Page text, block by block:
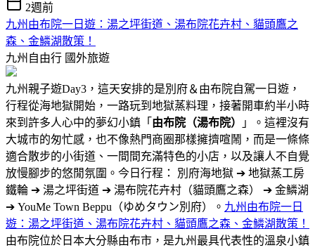
2週前
九州由布院一日遊：湯之坪街道、湯布院花卉村、貓頭鷹之
森、金鱗湖散策！
九州自由行 國外旅遊
九州親子遊Day3，這天安排的是別府＆由布院自駕一日遊，
行程從海地獄開始，一路玩到地獄蒸料理，接著開車約半小時
來到許多人心中的夢幻小鎮「 由布院（湯布院）
」。這裡沒有
大城市的匆忙感，也不像熱門商圈那樣擁擠喧鬧，而是一條條
適合散步的小街道、一間間充滿特色的小店，以及讓人不自覺
放慢腳步的悠閒氛圍。今日行程： 別府海地獄 ➔ 地獄蒸工房
鐵輪 ➔ 湯之坪街道 ➔ 湯布院花卉村（貓頭鷹之森） ➔ 金鱗湖
➔ YouMe Town Beppu（ゆめタウン別府）。 九州由布院一日
遊：湯之坪街道、湯布院花卉村、貓頭鷹之森、金鱗湖散策！
由布院位於日本大分縣由布市，是九州最具代表性的溫泉小鎮